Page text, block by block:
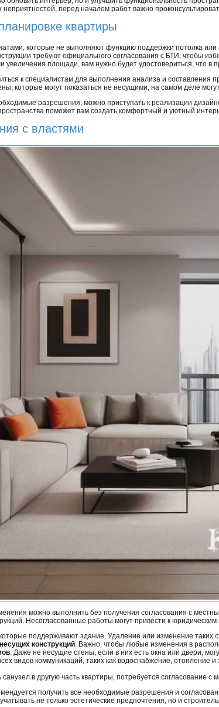
перед началом работ важно
квартиры
которые не выполняют функцию поддержки потолка
требуют официального согласования с БТИ, чтобы
площади, вам нужно будет удостовериться, что в
к специалистам для выполнения анализа и
которые могут показаться не несущими, на самом деле
разрешения, можно приступать к реализации
поможет вам создать комфортный и уютный
с властями
можно выполнить без получения согласования с
Несогласованные работы могут привести к
поддерживают здание. Удаление или изменение таких
конструкций. Важно, чтобы любые изменения в
. Даже не несущие стены, если в них есть окна или двери,
видов коммуникаций, таких как водоснабжение,
в другую часть квартиры, потребуется согласование
получить все необходимые разрешения и
не только эстетические предпочтения, но и